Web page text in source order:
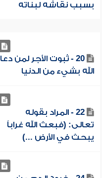
بسبب نقاشه لبناته
20 - ثبوت الأجر لمن دعا
الله بشيء من الدنيا
22 - المراد بقوله
تعالى: (فبعث الله غراباً
يبحث في الأرض ...)